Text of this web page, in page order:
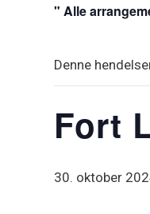
" Alle
Denne
Fort
30. oktober